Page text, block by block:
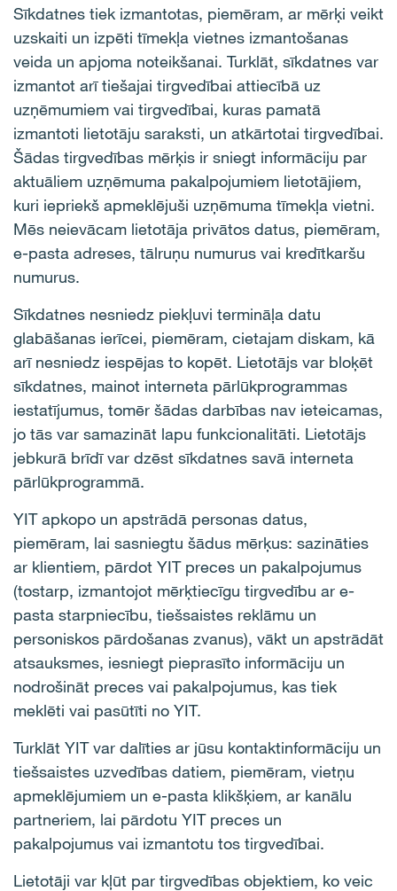
Sīkdatnes tiek izmantotas, piemēram, ar mērķi veikt
uzskaiti un izpēti tīmekļa vietnes izmantošanas
veida un apjoma noteikšanai. Turklāt, sīkdatnes var
izmantot arī tiešajai tirgvedībai attiecībā uz
uzņēmumiem vai tirgvedībai, kuras pamatā
izmantoti lietotāju saraksti, un atkārtotai tirgvedībai.
Šādas tirgvedības mērķis ir sniegt informāciju par
aktuāliem uzņēmuma pakalpojumiem lietotājiem,
kuri iepriekš apmeklējuši uzņēmuma tīmekļa vietni.
Mēs neievācam lietotāja privātos datus, piemēram,
e-pasta adreses, tālruņu numurus vai kredītkaršu
numurus.
Sīkdatnes nesniedz piekļuvi termināļa datu
glabāšanas ierīcei, piemēram, cietajam diskam, kā
arī nesniedz iespējas to kopēt. Lietotājs var bloķēt
sīkdatnes, mainot interneta pārlūkprogrammas
iestatījumus, tomēr šādas darbības nav ieteicamas,
jo tās var samazināt lapu funkcionalitāti. Lietotājs
jebkurā brīdī var dzēst sīkdatnes savā interneta
pārlūkprogrammā.
YIT apkopo un apstrādā personas datus,
piemēram, lai sasniegtu šādus mērķus: sazināties
ar klientiem, pārdot YIT preces un pakalpojumus
(tostarp, izmantojot mērķtiecīgu tirgvedību ar e-
pasta starpniecību, tiešsaistes reklāmu un
personiskos pārdošanas zvanus), vākt un apstrādāt
atsauksmes, iesniegt pieprasīto informāciju un
nodrošināt preces vai pakalpojumus, kas tiek
meklēti vai pasūtīti no YIT.
Turklāt YIT var dalīties ar jūsu kontaktinformāciju un
tiešsaistes uzvedības datiem, piemēram, vietņu
apmeklējumiem un e-pasta klikšķiem, ar kanālu
partneriem, lai pārdotu YIT preces un
pakalpojumus vai izmantotu tos tirgvedībai.
Lietotāji var kļūt par tirgvedības objektiem, ko veic